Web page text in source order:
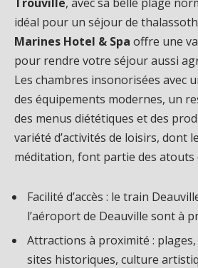
idéal pour un séjour de
Marines Hotel & Spa offre une
pour rendre votre séjour aussi
Les chambres insonorisées avec
des équipements modernes, un
des menus diététiques et des
variété d’activités de loisirs, dont
méditation, font partie des atouts
Facilité d’accès : le train
l’aéroport de Deauville sont à
Attractions à proximité :
sites historiques, culture